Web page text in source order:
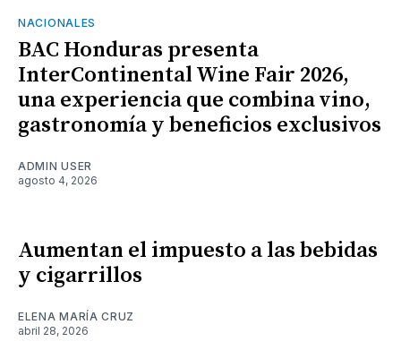
NACIONALES
BAC Honduras presenta
InterContinental Wine Fair 2026,
una experiencia que combina vino,
gastronomía y beneficios exclusivos
ADMIN USER
agosto 4, 2026
Aumentan el impuesto a las bebidas
y cigarrillos
ELENA MARÍA CRUZ
abril 28, 2026